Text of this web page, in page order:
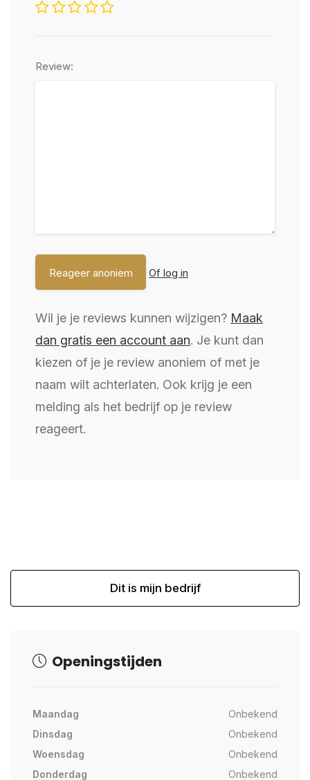
Review:
Of log in
Wil je je reviews kunnen wijzigen? Maak
dan gratis een account aan. Je kunt dan
kiezen of je je review anoniem of met je
naam wilt achterlaten. Ook krijg je een
melding als het bedrijf op je review
reageert.
Dit is mijn bedrijf
Openingstijden
Maandag
Onbekend
Dinsdag
Onbekend
Woensdag
Onbekend
Donderdag
Onbekend